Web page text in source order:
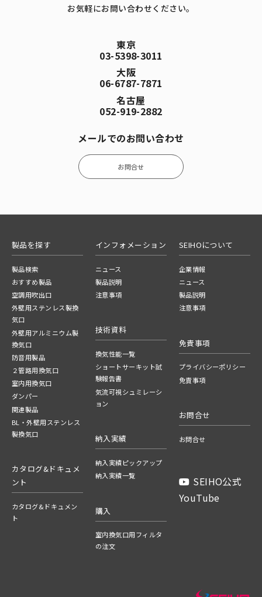
お気軽にお問い合わせください。
東京
03-5398-3011
大阪
06-6787-7871
名古屋
052-919-2882
メールでのお問い合わせ
お問合せ
製品を探す
製品検索
おすすめ製品
空調用吹出口
外壁用ステンレス製換
気口
外壁用アルミニウム製
換気口
防音用製品
２管路用換気口
室内用換気口
ダンパー
関連製品
BL・外壁用ステンレス
製換気口
カタログ&ドキュメ
ント
カタログ&ドキュメン
ト
インフォメーション
ニュース
製品説明
注意事項
技術資料
換気性能一覧
ショートサーキット試
験報告書
気流可視シュミレーシ
ョン
納入実績
納入実績ピックアップ
納入実績一覧
購入
室内換気口用フィルタ
の注文
SEIHOについて
企業情報
ニュース
製品説明
注意事項
免責事項
プライバシーポリシー
免責事項
お問合せ
お問合せ
SEIHO公式
YouTube